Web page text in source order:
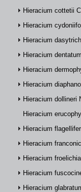
Hieracium cottetii
Hieracium
Hieracium
Hieracium
Hieracium
Hieracium
Hieracium dollineri
Hieracium
Hieracium
Hieracium
Hieracium
Hieracium
Hieracium